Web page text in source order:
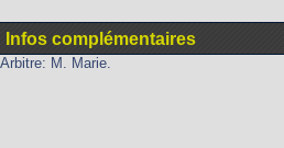
Infos complémentaires
Arbitre: M. Marie.